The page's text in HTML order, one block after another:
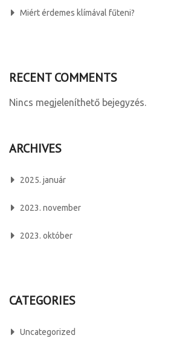
Miért érdemes klímával fűteni?
RECENT COMMENTS
Nincs megjeleníthető bejegyzés.
ARCHIVES
2025. január
2023. november
2023. október
CATEGORIES
Uncategorized